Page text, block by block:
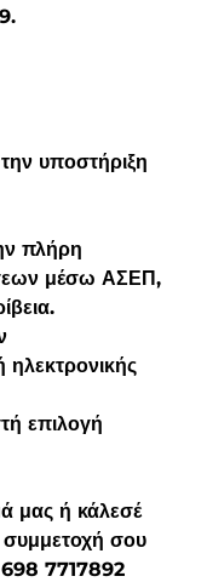
υποστήριξη
πλήρη
μέσω ΑΣΕΠ,
επιλογή
μας ή κάλεσέ
συμμετοχή σου
698 7717892